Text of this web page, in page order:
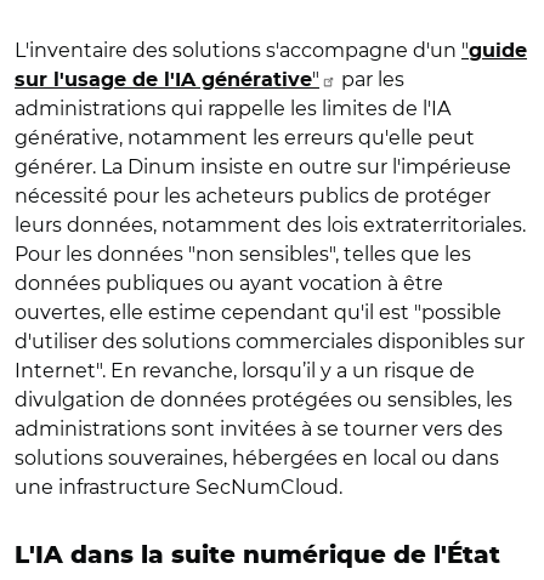
L'inventaire des solutions s'accompagne d'un "guide
sur l'usage de l'IA générative"
par les
administrations qui rappelle les limites de l'IA
générative, notamment les erreurs qu'elle peut
générer. La Dinum insiste en outre sur l'impérieuse
nécessité pour les acheteurs publics de protéger
leurs données, notamment des lois extraterritoriales.
Pour les données "non sensibles", telles que les
données publiques ou ayant vocation à être
ouvertes, elle estime cependant qu'il est "possible
d'utiliser des solutions commerciales disponibles sur
Internet". En revanche, lorsqu’il y a un risque de
divulgation de données protégées ou sensibles, les
administrations sont invitées à se tourner vers des
solutions souveraines, hébergées en local ou dans
une infrastructure SecNumCloud.
L'IA dans la suite numérique de l'État